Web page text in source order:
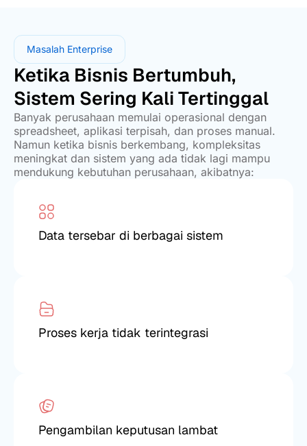
Masalah Enterprise
Ketika Bisnis Bertumbuh,
Sistem Sering Kali Tertinggal
Banyak perusahaan memulai operasional dengan
spreadsheet, aplikasi terpisah, dan proses manual.
Namun ketika bisnis berkembang, kompleksitas
meningkat dan sistem yang ada tidak lagi mampu
mendukung kebutuhan perusahaan, akibatnya:
Data tersebar di berbagai sistem
Proses kerja tidak terintegrasi
Pengambilan keputusan lambat